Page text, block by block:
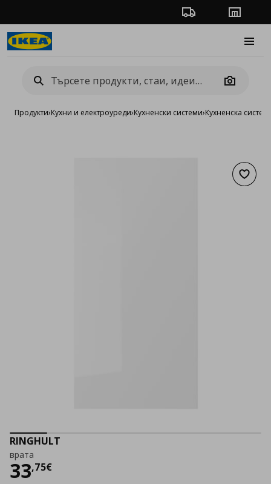
Проследяване на
Camera
Продукти›Кухни и електроуреди›Кухненски системи›Кухненска
RINGHULT
врата
33,75€
Цена